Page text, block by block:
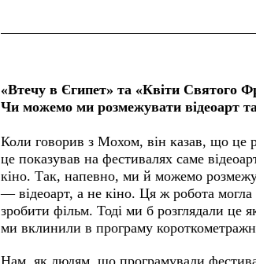
«Втечу в Єгипет» та «Квіти Святого
Чи можемо ми розмежувати відеоарт
Коли говорив з Мохом, він казав, що це
це показував на фестивалях саме
кіно. Так, напевно, ми й можемо
— відеоарт, а не кіно. Ця ж робота
зробити фільм. Тоді ми б розглядали це
ми вклинили в програму
Нам, як людям, що програмували